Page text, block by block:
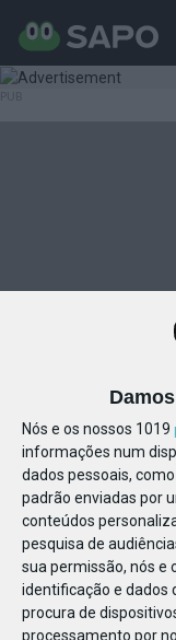
Nós e os nossos 1019
informações num
dados pessoais,
padrão enviadas por
conteúdos
pesquisa de
sua permissão, nós e
identificação e dados
procura de
processamento por